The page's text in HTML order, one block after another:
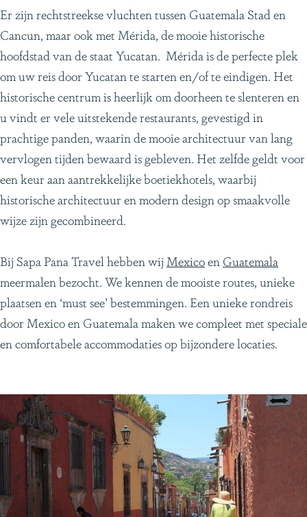
Er zijn rechtstreekse vluchten tussen Guatemala Stad en
Cancun, maar ook met Mérida, de mooie historische
hoofdstad van de staat Yucatan. Mérida is de perfecte plek
om uw reis door Yucatan te starten en/of te eindigen. Het
historische centrum is heerlijk om doorheen te slenteren en
u vindt er vele uitstekende restaurants, gevestigd in
prachtige panden, waarin de mooie architectuur van lang
vervlogen tijden bewaard is gebleven. Het zelfde geldt voor
een keur aan aantrekkelijke boetiekhotels, waarbij
historische architectuur en modern design op smaakvolle
wijze zijn gecombineerd.
Bij Sapa Pana Travel hebben wij Mexicoen Guatemala
meermalen bezocht. We kennen de mooiste routes, unieke
plaatsen en ‘must see’ bestemmingen. Een unieke rondreis
door Mexico en Guatemala maken we compleet met speciale
en comfortabele accommodaties op bijzondere locaties.